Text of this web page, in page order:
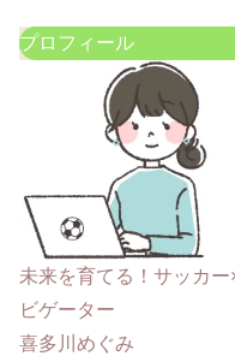
プロフィール
未来を育てる！サッカー
ビゲーター
喜多川めぐみ